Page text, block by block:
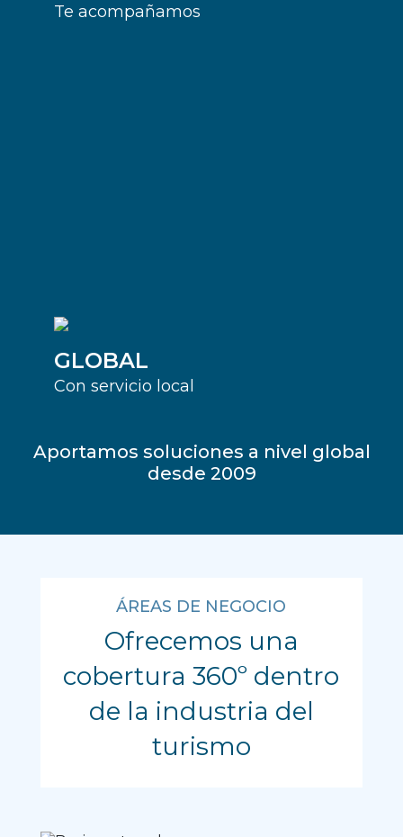
Te acompañamos
GLOBAL
Con servicio local
Aportamos soluciones a nivel global
desde 2009
ÁREAS DE NEGOCIO
Ofrecemos una
cobertura 360º dentro
de la industria del
turismo
Business travel